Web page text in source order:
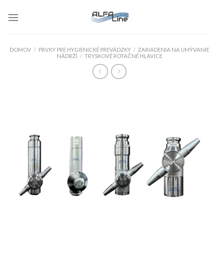
DOMOV / PRVKY PRE HYGIENICKÉ PREVÁDZKY / ZARIADENIA NA UMÝVANIE
NÁDRŽÍ / TRYSKOVÉ ROTAČNÉ HLAVICE